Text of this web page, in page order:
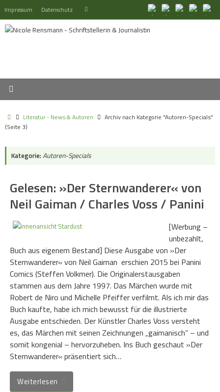
Inhalt
springen
Impressum Datenschutz Suchen
StartLiteratur - News & Autoren
Archiv nach Kategorie "Autoren-Specials"
(Seite 3)
Kategorie:Autoren-Specials
Gelesen: »Der Sternwanderer« von
Neil Gaiman / Charles Voss / Panini
[Werbung –
unbezahlt,
Buch aus eigenem Bestand] Diese Ausgabe von »Der
Sternwanderer« von Neil Gaiman erschien 2015 bei Panini
Comics (Steffen Volkmer). Die Originalerstausgaben
stammen aus dem Jahre 1997. Das Märchen wurde mit
Robert de Niro und Michelle Pfeiffer verfilmt. Als ich mir das
Buch kaufte, habe ich mich bewusst für die illustrierte
Ausgabe entschieden. Der Künstler Charles Voss versteht
es, das Märchen mit seinen Zeichnungen „gaimanisch“ – und
somit kongenial – hervorzuheben. Ins Buch geschaut »Der
Sternwanderer« präsentiert sich…
Weiterlesen